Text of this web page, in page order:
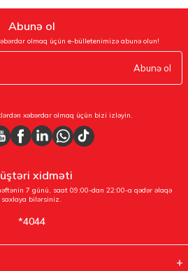
Abunə ol
olmaq üçün e-bülletenimizə abunə olun!
Abunə ol
xəbərdar olmaq üçün bizi izləyin.
xidməti
7 günü, saat 09:00-dan 22:00-a qədər əlaqə
saxlaya bilərsiniz.
*4044